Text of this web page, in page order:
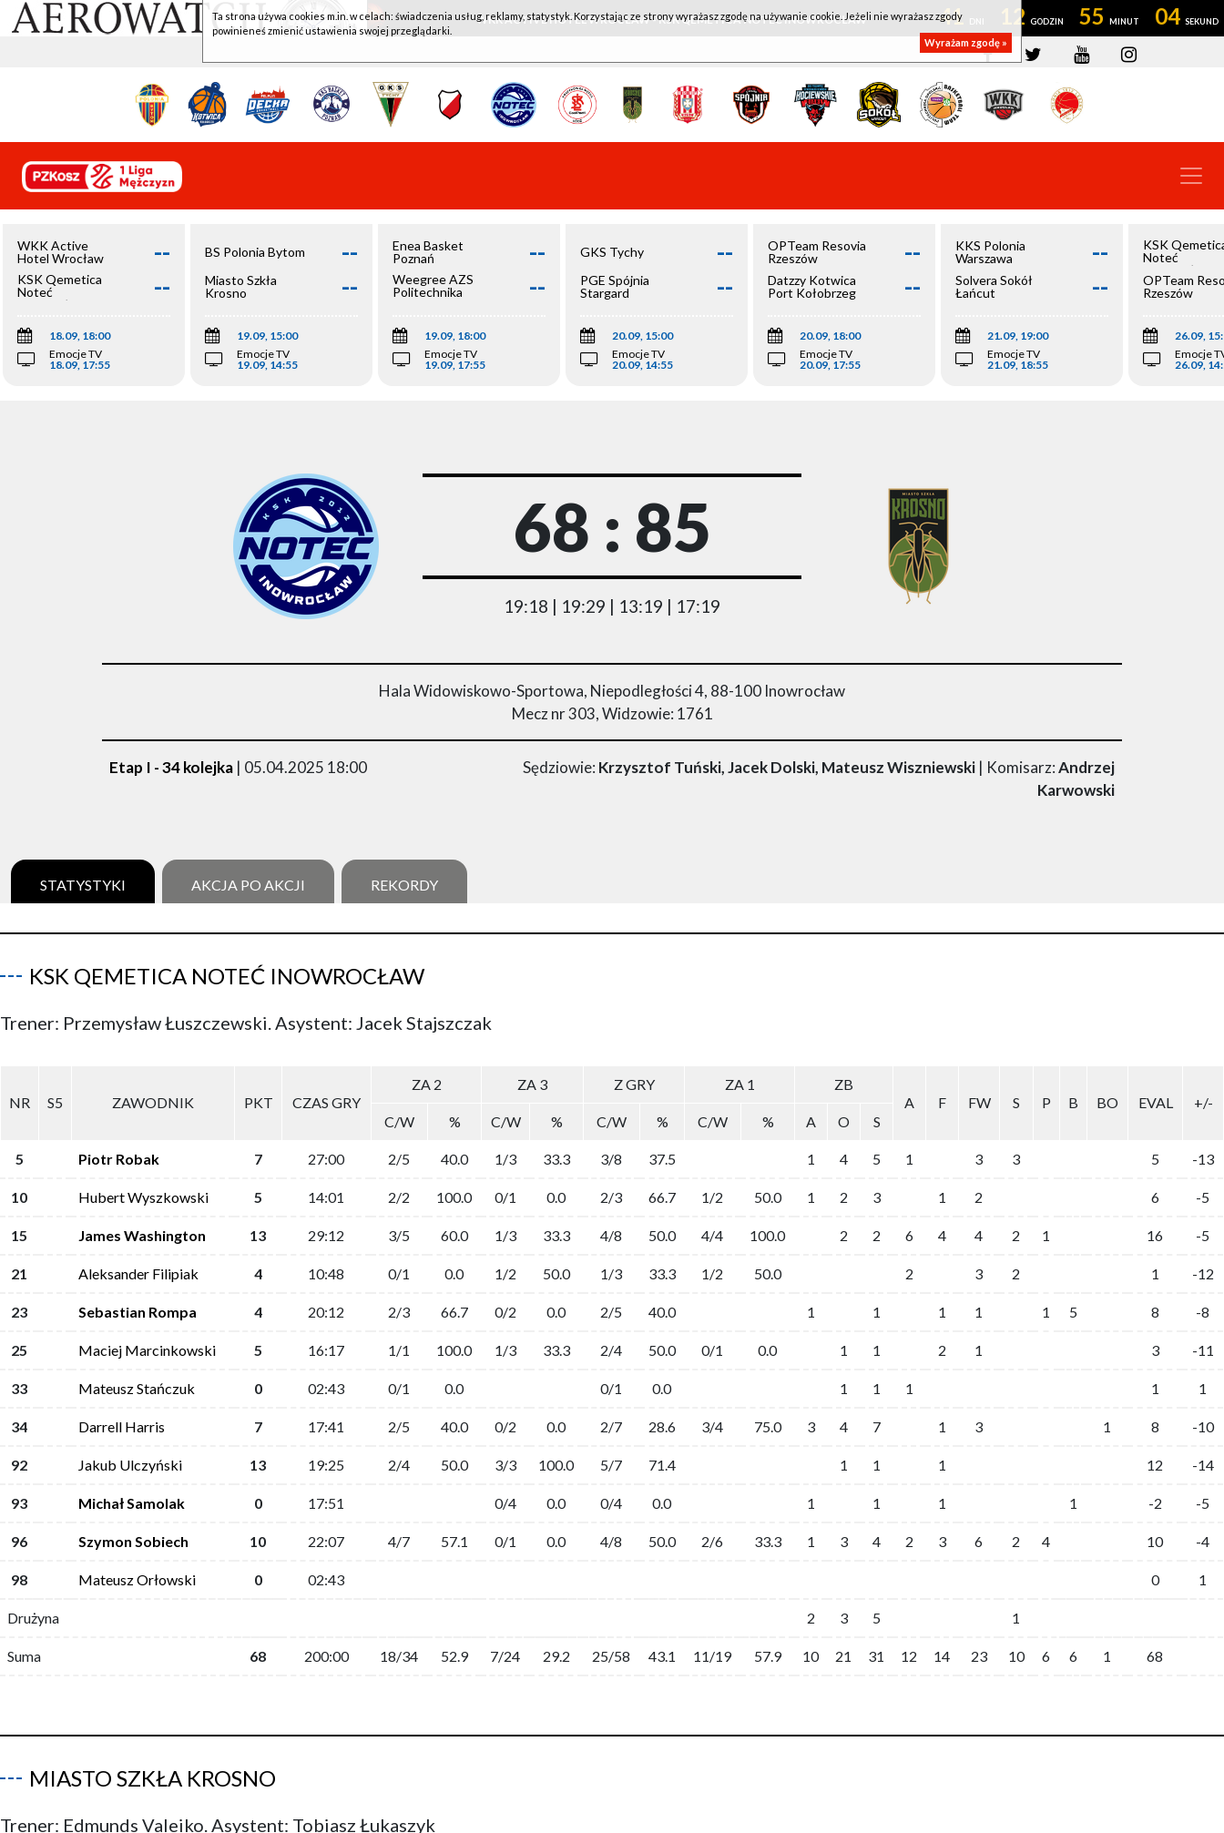
WKK ACTIVE HOTEL WROCŁAW - KSK QEMETICA NOTEĆ INOWROCŁAW 41 12 55 03
WKK Active
Hotel Wrocław
--
KSK Qemetica
Noteć
Inowrocław
--
18.09, 18:00
Emocje TV
18.09, 17:55
BS Polonia Bytom --
Miasto Szkła
Krosno
--
19.09, 15:00
Emocje TV
19.09, 14:55
Enea Basket
Poznań
--
Weegree AZS
Politechnika
--
19.09, 18:00
Emocje TV
19.09, 17:55
GKS Tychy --
PGE Spójnia
Stargard
--
20.09, 15:00
Emocje TV
20.09, 14:55
OPTeam Resovia
Rzeszów
--
Datzzy Kotwica
Port Kołobrzeg
--
20.09, 18:00
Emocje TV
20.09, 17:55
KKS Polonia
Warszawa
--
Solvera Sokół
Łańcut
--
21.09, 19:00
Emocje TV
21.09, 18:55
KSK
Noteć
Inowrocław
OPTeam
Rzeszów
26.09,
Emocje
26.09,
68 : 85
19:18 | 19:29 | 13:19 | 17:19
Hala Widowiskowo-Sportowa, Niepodległości 4, 88-100 Inowrocław
Mecz nr 303, Widzowie: 1761
Etap I - 34 kolejka | 05.04.2025 18:00 Sędziowie: Krzysztof Tuński, Jacek Dolski, Mateusz Wiszniewski| Komisarz:Andrzej
Karwowski
STATYSTYKI AKCJA PO AKCJI REKORDY
KSK QEMETICA NOTEĆ INOWROCŁAW
Trener: Przemysław Łuszczewski. Asystent: Jacek Stajszczak
NR S5 ZAWODNIK PKT CZAS GRY
ZA 2 ZA 3 Z GRY ZA 1
ZB
A
F FW S P B BO EVAL
+/-
C/W
% C/W % C/W % C/W % A O S
5 Piotr Robak 7 27:00 2/5 40.0 1/3 33.3 3/8 37.5 1 4 5 1 3 3 5 -13
10 Hubert Wyszkowski 5 14:01 2/2 100.0 0/1 0.0 2/3 66.7 1/2 50.0 1 2 3 1 2 6 -5
15 James Washington 13 29:12 3/5 60.0 1/3 33.3 4/8 50.0 4/4 100.0 2 2 6 4 4 2 1 16 -5
21 Aleksander Filipiak 4 10:48 0/1 0.0 1/2 50.0 1/3 33.3 1/2 50.0 2 3 2 1 -12
23 Sebastian Rompa 4 20:12 2/3 66.7 0/2 0.0 2/5 40.0 1 1 1 1 1 5 8 -8
25 Maciej Marcinkowski 5 16:17 1/1 100.0 1/3 33.3 2/4 50.0 0/1 0.0 1 1 2 1 3 -11
33 Mateusz Stańczuk 0 02:43 0/1 0.0 0/1 0.0 1 1 1 1 1
34 Darrell Harris 7 17:41 2/5 40.0 0/2 0.0 2/7 28.6 3/4 75.0 3 4 7 1 3 1 8 -10
92 Jakub Ulczyński 13 19:25 2/4 50.0 3/3 100.0 5/7 71.4 1 1 1 12 -14
93 Michał Samolak 0 17:51 0/4 0.0 0/4 0.0 1 1 1 1 -2 -5
96 Szymon Sobiech 10 22:07 4/7 57.1 0/1 0.0 4/8 50.0 2/6 33.3 1 3 4 2 3 6 2 4 10 -4
98 Mateusz Orłowski 0 02:43 0 1
Drużyna 2 3 5 1
Suma 68 200:00 18/34 52.9 7/24 29.2 25/58 43.1 11/19 57.9 10 21 31 12 14 23 10 6 6 1 68
MIASTO SZKŁA KROSNO
Trener: Edmunds Valeiko. Asystent: Tobiasz Łukaszyk
Ta strona używa cookies m.in. w celach: świadczenia usług, reklamy, statystyk. Korzystając ze strony wyrażasz zgodę na używanie cookie. Jeżeli nie wyrażasz zgody
powinieneś zmienić ustawienia swojej przeglądarki.
Wyrażam zgodę »